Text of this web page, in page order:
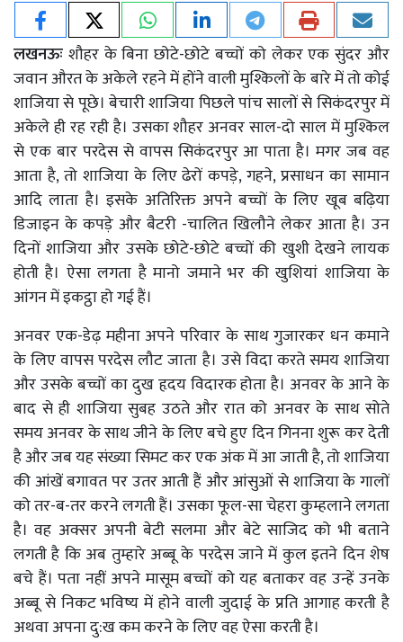
लखनऊः शौहर के बिना छोटे-छोटे बच्चों को लेकर एक सुंदर और
जवान औरत के अकेले रहने में होंने वाली मुश्किलों के बारे में तो कोई
शाजिया से पूछे। बेचारी शाजिया पिछले पांच सालों से सिकंदरपुर में
अकेले ही रह रही है। उसका शौहर अनवर साल-दो साल में मुश्किल
से एक बार परदेस से वापस सिकंदरपुर आ पाता है। मगर जब वह
आता है, तो शाजिया के लिए ढेरों कपड़े, गहने, प्रसाधन का सामान
आदि लाता है। इसके अतिरिक्त अपने बच्चों के लिए खूब बढ़िया
डिजाइन के कपड़े और बैटरी -चालित खिलौने लेकर आता है। उन
दिनों शाजिया और उसके छोटे-छोटे बच्चों की खुशी देखने लायक
होती है। ऐसा लगता है मानो जमाने भर की खुशियां शाजिया के
आंगन में इकट्ठा हो गई हैं।
अनवर एक-डेढ़ महीना अपने परिवार के साथ गुजारकर धन कमाने
के लिए वापस परदेस लौट जाता है। उसे विदा करते समय शाजिया
और उसके बच्चों का दुख हृदय विदारक होता है। अनवर के आने के
बाद से ही शाजिया सुबह उठते और रात को अनवर के साथ सोते
समय अनवर के साथ जीने के लिए बचे हुए दिन गिनना शुरू कर देती
है और जब यह संख्या सिमट कर एक अंक में आ जाती है, तो शाजिया
की आंखें बगावत पर उतर आती हैं और आंसुओं से शाजिया के गालों
को तर-ब-तर करने लगती हैं। उसका फूल-सा चेहरा कुम्हलाने लगता
है। वह अक्सर अपनी बेटी सलमा और बेटे साजिद को भी बताने
लगती है कि अब तुम्हारे अब्बू के परदेस जाने में कुल इतने दिन शेष
बचे हैं। पता नहीं अपने मासूम बच्चों को यह बताकर वह उन्हें उनके
अब्बू से निकट भविष्य में होने वाली जुदाई के प्रति आगाह करती है
अथवा अपना दु:ख कम करने के लिए वह ऐसा करती है।